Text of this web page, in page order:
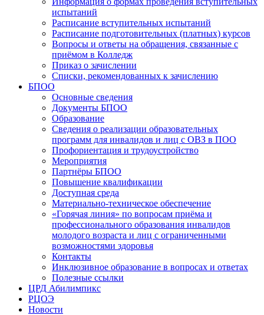
испытаний
Расписание вступительных испытаний
Расписание подготовительных (платных) курсов
Вопросы и ответы на обращения, связанные с
приёмом в Колледж
Приказ о зачислении
Списки, рекомендованных к зачислению
БПОО
Основные сведения
Документы БПОО
Образование
Сведения о реализации образовательных
программ для инвалидов и лиц с ОВЗ в ПОО
Профориентация и трудоустройство
Мероприятия
Партнёры БПОО
Повышение квалификации
Доступная среда
Материально-техническое обеспечение
«Горячая линия» по вопросам приёма и
профессионального образования инвалидов
молодого возраста и лиц с ограниченными
возможностями здоровья
Контакты
Инклюзивное образование в вопросах и ответах
Полезные ссылки
ЦРД Абилимпикс
РЦОЭ
Новости